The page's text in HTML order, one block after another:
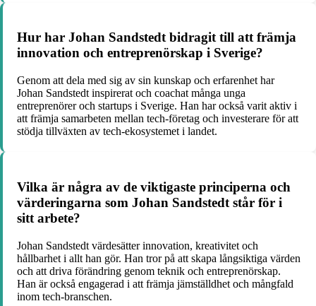
Hur har Johan Sandstedt bidragit till att främja
innovation och entreprenörskap i Sverige?
Genom att dela med sig av sin kunskap och erfarenhet har
Johan Sandstedt inspirerat och coachat många unga
entreprenörer och startups i Sverige. Han har också varit aktiv i
att främja samarbeten mellan tech-företag och investerare för att
stödja tillväxten av tech-ekosystemet i landet.
Vilka är några av de viktigaste principerna och
värderingarna som Johan Sandstedt står för i
sitt arbete?
Johan Sandstedt värdesätter innovation, kreativitet och
hållbarhet i allt han gör. Han tror på att skapa långsiktiga värden
och att driva förändring genom teknik och entreprenörskap.
Han är också engagerad i att främja jämställdhet och mångfald
inom tech-branschen.